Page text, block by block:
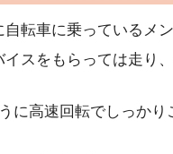
転車に乗っているメ
スをもらっては走り、
に高速回転でしっかり